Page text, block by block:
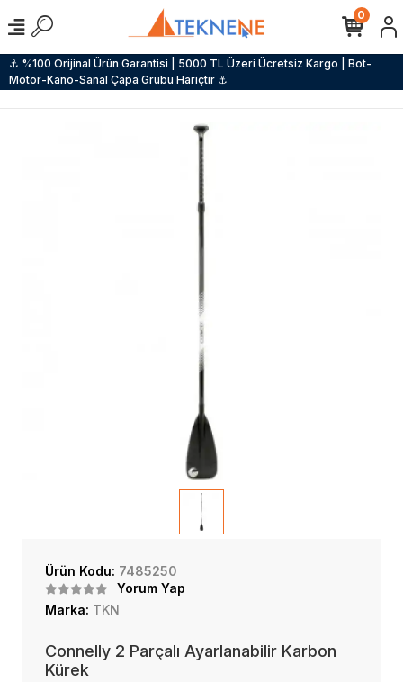
⚓ %100 Orijinal Ürün Garantisi | 5000 TL Üzeri Ücretsiz Kargo | Bot-
Motor-Kano-Sanal Çapa Grubu Hariçtir ⚓
0
Ürün Kodu: 7485250
Yorum Yap
Marka: TKN
Connelly 2 Parçalı Ayarlanabilir Karbon
Kürek